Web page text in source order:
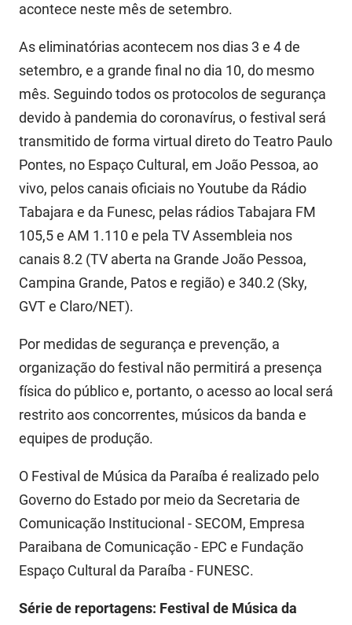
Projeto Cooperar
PROCON
Polícia Militar
Polícia Civil
Rádio Tabajara
SUDEMA
SUPLAN
UEPB
acontece neste mês de setembro.
As eliminatórias acontecem nos dias 3 e 4 de
setembro, e a grande final no dia 10, do mesmo
mês. Seguindo todos os protocolos de segurança
devido à pandemia do coronavírus, o festival será
transmitido de forma virtual direto do Teatro Paulo
Pontes, no Espaço Cultural, em João Pessoa, ao
vivo, pelos canais oficiais no Youtube da Rádio
Tabajara e da Funesc, pelas rádios Tabajara FM
105,5 e AM 1.110 e pela TV Assembleia nos
canais 8.2 (TV aberta na Grande João Pessoa,
Campina Grande, Patos e região) e 340.2 (Sky,
GVT e Claro/NET).
Por medidas de segurança e prevenção, a
organização do festival não permitirá a presença
física do público e, portanto, o acesso ao local será
restrito aos concorrentes, músicos da banda e
equipes de produção.
O Festival de Música da Paraíba é realizado pelo
Governo do Estado por meio da Secretaria de
Comunicação Institucional - SECOM, Empresa
Paraibana de Comunicação - EPC e Fundação
Espaço Cultural da Paraíba - FUNESC.
Série de reportagens: Festival de Música da